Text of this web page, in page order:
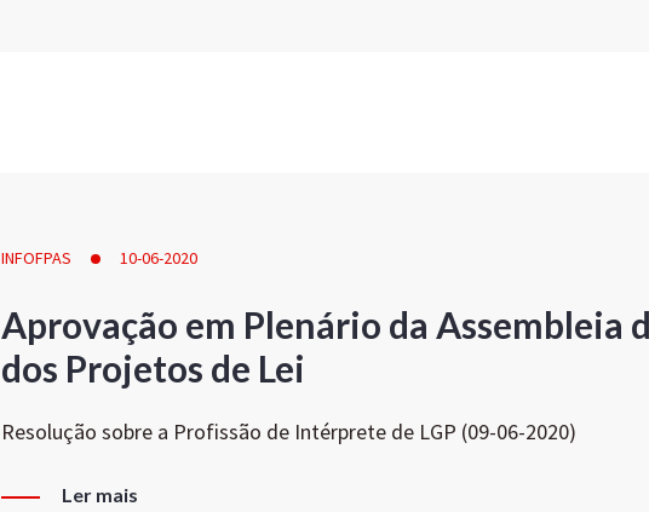
INFOFPAS 10-06-2020
Aprovação em Plenário da Assembleia
dos Projetos de Lei
Resolução sobre a Profissão de Intérprete de LGP (09-06-2020)
Ler mais